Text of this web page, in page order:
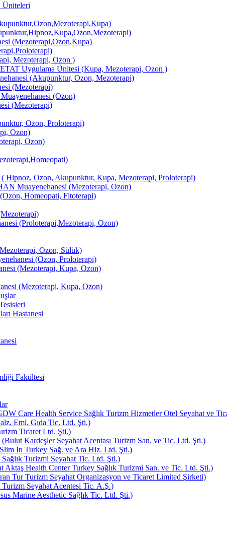
Üniteleri
(Mezoterapi,Ozon,Kupa)
Mezoterapi, Ozon )
Uygulama Ünitesi (Kupa, Mezoterapi, Ozon )
(Akupunktur, Ozon, Mezoterapi)
(Mezoterapi)
(Ozon)
(Mezoterapi)
Ozon, Proloterapi)
Ozon)
Ozon)
Hipnoz, Ozon, Akupunktur, Kupa, Mezoterapi, Proloterapi)
Muayenehanesi (Mezoterapi, Ozon)
Homeopati, Fitoterapi)
(Proloterapi,Mezoterapi, Ozon)
Ozon, Sülük)
(Ozon, Proloterapi)
(Mezoterapi, Kupa, Ozon)
(Mezoterapi, Kupa, Ozon)
Hastanesi
Fakültesi
Care Health Service Sağlık Turizm Hizmetler Otel Seyahat ve
Eml. Gıda Tic. Ltd. Şti.)
Ticaret Ltd. Şti.)
Kardeşler Seyahat Acentası Turizm San. ve Tic. Ltd. Şti.)
In Turkey Sağ. ve Ara Hiz. Ltd. Şti.)
Turizmi Seyahat Tic. Ltd. Şti.)
Aktaş Health Center Turkey Sağlık Turizmi San. ve Tic. Ltd. Şti.)
Tur Turizm Seyahat Organizasyon ve Ticaret Limited Şirketi)
Seyahat Acentesi Tic. A.Ş.)
Marine Aesthetic Sağlık Tic. Ltd. Şti.)